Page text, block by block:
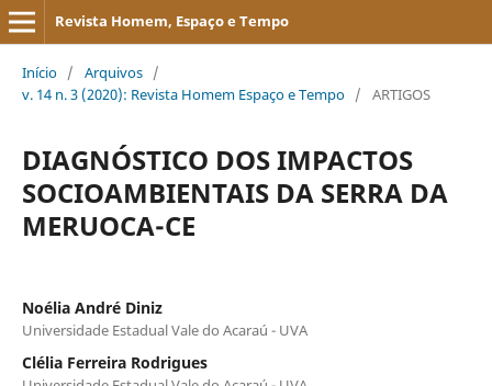
Revista Homem, Espaço e Tempo
Início / Arquivos /
v. 14 n. 3 (2020): Revista Homem Espaço e Tempo / ARTIGOS
DIAGNÓSTICO DOS IMPACTOS
SOCIOAMBIENTAIS DA SERRA DA
MERUOCA-CE
Noélia André Diniz
Universidade Estadual Vale do Acaraú - UVA
Clélia Ferreira Rodrigues